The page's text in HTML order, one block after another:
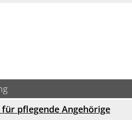
pflegende Angehörige